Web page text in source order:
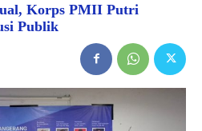
Korps PMII Putri
Publik